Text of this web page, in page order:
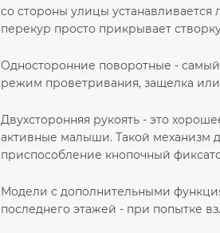
со стороны улицы устанавливается
перекур просто прикрывает
Односторонние поворотные -
режим проветривания, защелка
Двухсторонняя рукоять - это
активные малыши. Такой механизм
приспособление кнопочный
Модели с дополнительными
последнего этажей - при попытке